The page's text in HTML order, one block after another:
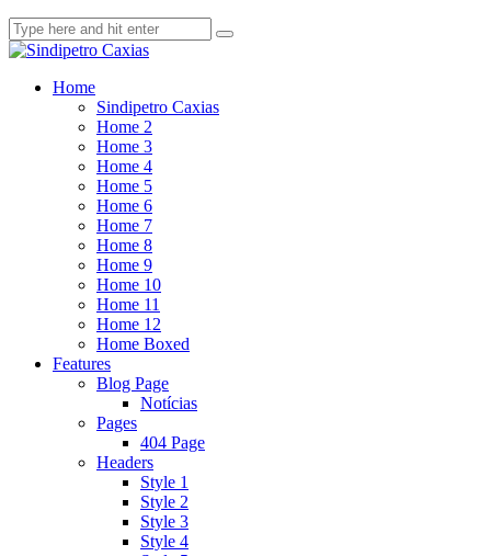
Home
Sindipetro Caxias
Home 2
Home 3
Home 4
Home 5
Home 6
Home 7
Home 8
Home 9
Home 10
Home 11
Home 12
Home Boxed
Features
Blog Page
Notícias
Pages
404 Page
Headers
Style 1
Style 2
Style 3
Style 4